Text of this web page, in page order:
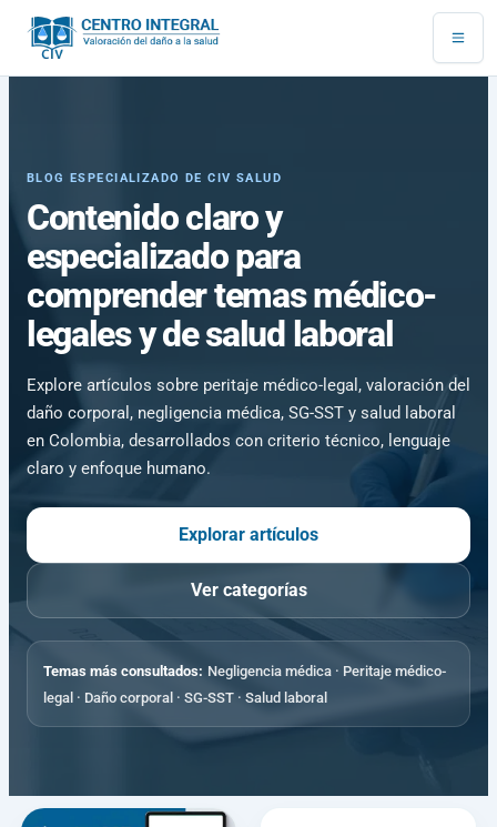
contenido
BLOG ESPECIALIZADO DE CIV SALUD
Contenido claro y
especializado para
comprender temas médico-
legales y de salud laboral
Explore artículos sobre peritaje médico-legal, valoración del
daño corporal, negligencia médica, SG-SST y salud laboral
en Colombia, desarrollados con criterio técnico, lenguaje
claro y enfoque humano.
Explorar artículos
Ver categorías
Temas más consultados: Negligencia médica · Peritaje médico-
legal · Daño corporal · SG-SST · Salud laboral